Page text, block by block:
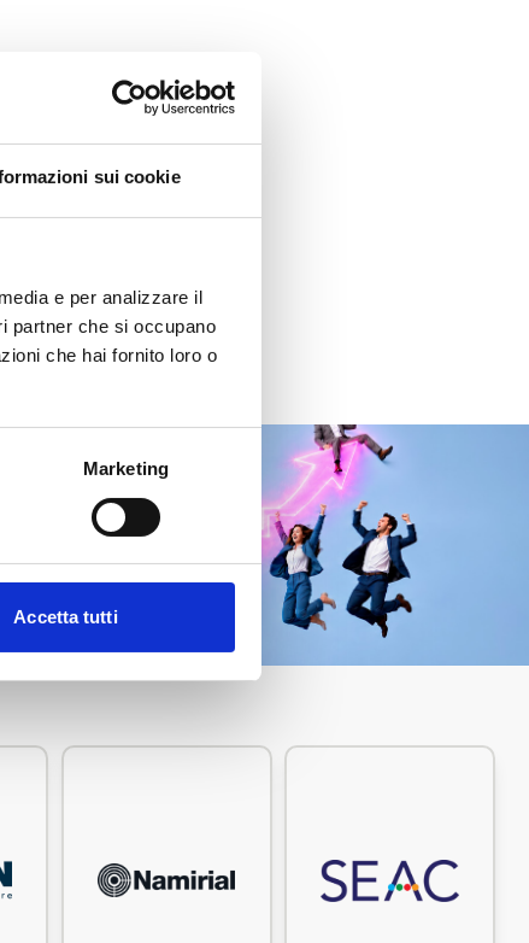
sui cookie
e per analizzare il
partner che si occupano
che hai fornito loro o
Marketing
Accetta tutti
SUBITO